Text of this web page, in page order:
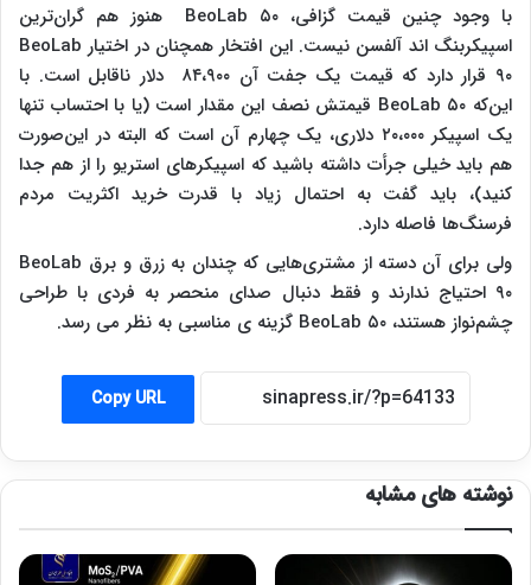
با وجود چنین قیمت گزافی، BeoLab ۵۰ هنوز هم گران‌ترین
اسپیکربنگ اند آلفسن نیست. این افتخار همچنان در اختیار BeoLab
۹۰ قرار دارد که قیمت یک جفت آن ۸۴،۹۰۰ دلار ناقابل است. با
این‌که BeoLab ۵۰ قیمتش نصف این مقدار است (یا با احتساب تنها
یک اسپیکر ۲۰،۰۰۰ دلاری، یک چهارم آن است که البته در این‌صورت
هم باید خیلی جرأت داشته باشید که اسپیکرهای استریو را از هم جدا
کنید)، باید گفت به احتمال زیاد با قدرت خرید اکثریت مردم
فرسنگ‌ها فاصله دارد.
ولی برای آن دسته از مشتری‌هایی که چندان به زرق و برق BeoLab
۹۰ احتیاج ندارند و فقط دنبال صدای منحصر به فردی با طراحی
چشم‌نواز هستند، BeoLab ۵۰ گزینه ی مناسبی به نظر می رسد.
Copy URL
نوشته های مشابه